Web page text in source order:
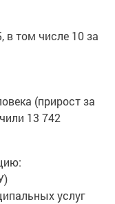
в том числе 10 за
(прирост за
13 742
услуг